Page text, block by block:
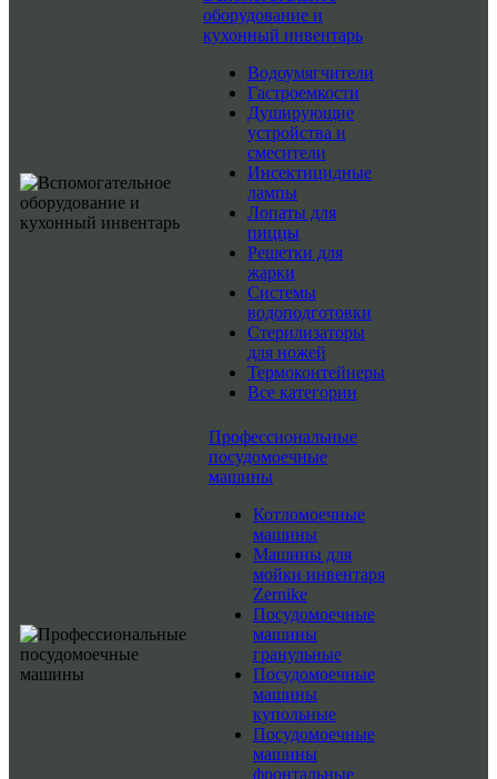
оборудование и
кухонный инвентарь
Водоумягчители
Гастроемкости
Душирующие
устройства и
смесители
Инсектицидные
лампы
Лопаты для
пиццы
Решетки для
жарки
Системы
водоподготовки
Стерилизаторы
для ножей
Термоконтейнеры
Все категории
Профессиональные
посудомоечные
машины
Котломоечные
машины
Машины для
мойки инвентаря
Zernike
Посудомоечные
машины
гранульные
Посудомоечные
машины
купольные
Посудомоечные
машины
фронтальные